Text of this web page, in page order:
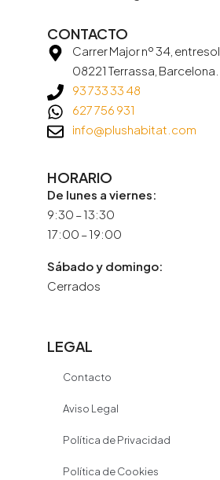
CONTACTO
Carrer Major nº 34, entresol
08221 Terrassa, Barcelona.
93 733 33 48
627 756 931
info@plushabitat.com
HORARIO
De lunes a viernes:
9:30 – 13:30
17:00 – 19:00
Sábado y domingo:
Cerrados
LEGAL
Contacto
Aviso Legal
Política de Privacidad
Política de Cookies